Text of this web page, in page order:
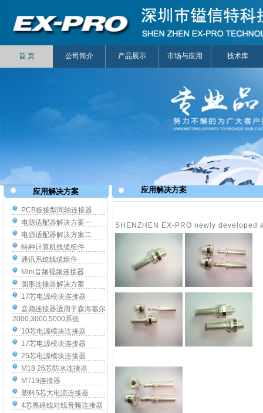
首 页 公司简介 产品展示 市场与应用 技术库
应用解决方案
PCB板接型同轴连接器
电源适配器解决方案一
电源适配器解决方案二
特种计算机线缆组件
通讯系统线缆组件
Mini音频视频连接器
圆形连接器解决方案
17芯电源模块连接器
音频连接器适用于森海塞尔
2000,3000,5000系统
10芯电源模块连接器
17芯电源模块连接器
25芯电源模块连接器
M18 26芯防水连接器
MT19连接器
塑料5芯大电流连接器
4芯黑硌线对线音频连接器
应用解决方案
SHENZHEN EX-PRO newly